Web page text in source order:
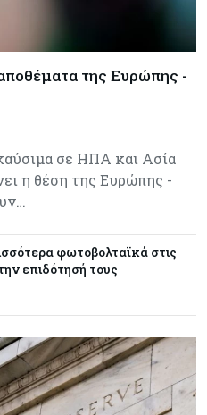
– και τι όχι – από
Ντουμπάι και Λονδίνο:
και επενδυτών
στα €112 εκατ. οι κρατικές
στην Κύπρο
07-08-2026
της Ευρώπης -
σε ΗΠΑ και Ασία
η θέση της Ευρώπης -
φωτοβολταϊκά στις
επιδότησή τους